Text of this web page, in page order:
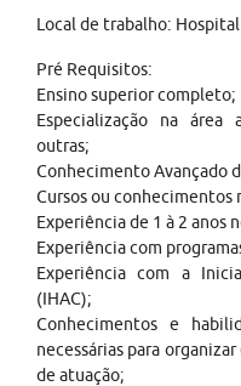
Local de trabalho:
Pré Requisitos:
Ensino superior completo;
Especialização na área
outras;
Conhecimento Avançado
Cursos ou conhecimentos
Experiência de 1 à 2 anos
Experiência com
Experiência com a
(IHAC);
Conhecimentos e
necessárias para
de atuação;